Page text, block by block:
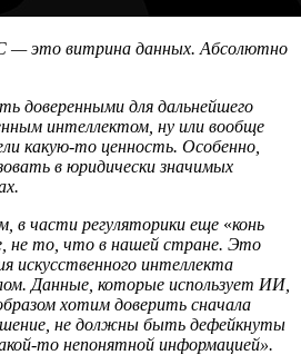
это витрина данных. Абсолютно
доверенными для дальнейшего
интеллектом, ну или вообще
какую-то ценность. Особенно,
в юридически значимых
в части регуляторики еще «конь
не то, что в нашей стране. Это
искусственного интеллекта
Данные, которые использует ИИ,
хотим доверить сначала
не должны быть дефейкнуты
то непонятной информацией».